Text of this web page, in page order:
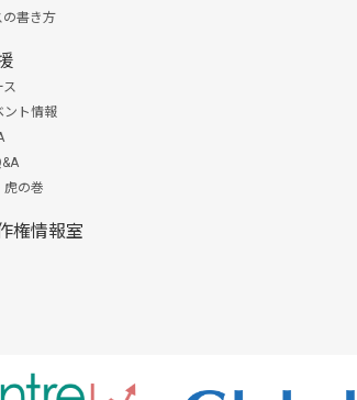
の書き方
ント情報
虎の巻
権情報室